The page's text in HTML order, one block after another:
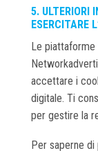
5. ULTERIORI
ESERCITARE
Le piattaforme
accettare i
digitale. Ti
per gestire la
Per saperne